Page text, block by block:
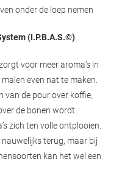
onder de loep nemen
(I.P.B.A.S.©)
voor meer aroma’s in
even nat te maken.
van de pour over koffie,
de bonen wordt
zich ten volle ontplooien.
nauwelijks terug, maar bij
kan het wel een